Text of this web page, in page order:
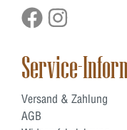
Service-
Versand & Zahlung
AGB